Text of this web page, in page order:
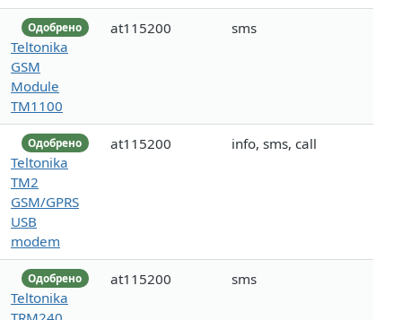
Одобрено
Teltonika
GSM
Module
TM1100
at115200 sms
Одобрено
Teltonika
TM2
GSM/GPRS
USB
modem
at115200 info, sms, call
Одобрено
Teltonika
at115200 sms